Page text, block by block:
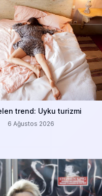
trend: Uyku turizmi
6 Ağustos 2026